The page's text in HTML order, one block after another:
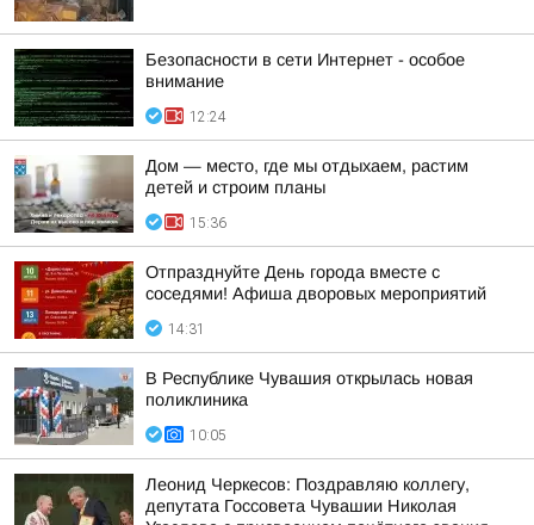
Безопасности в сети Интернет - особое
внимание
12:24
Дом — место, где мы отдыхаем, растим
детей и строим планы
15:36
Отпразднуйте День города вместе с
соседями! Афиша дворовых мероприятий
14:31
В Республике Чувашия открылась новая
поликлиника
10:05
Леонид Черкесов: Поздравляю коллегу,
депутата Госсовета Чувашии Николая